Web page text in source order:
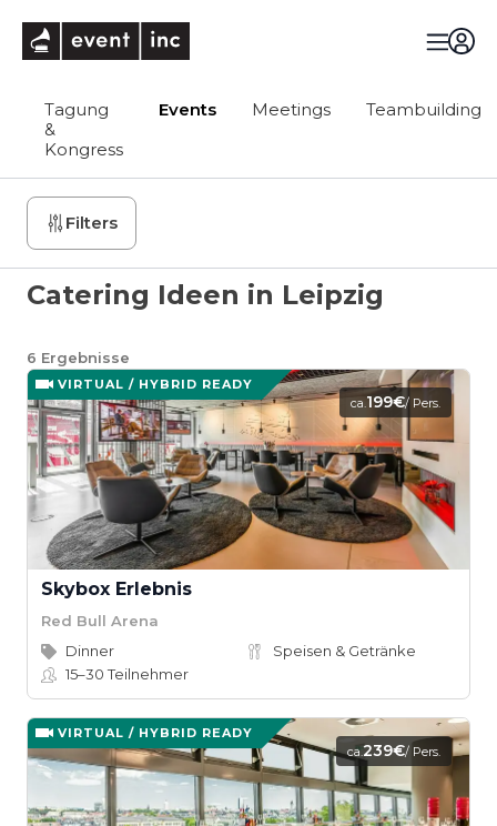
Tagung
&
Kongress
Events Meetings Teambuilding
Filters
Catering Ideen in Leipzig
6 Ergebnisse
VIRTUAL / HYBRID READY
ca.199€/ Pers.
Skybox Erlebnis
Red Bull Arena
Dinner
Speisen & Getränke
15–30Teilnehmer
VIRTUAL / HYBRID READY
ca.239€/ Pers.